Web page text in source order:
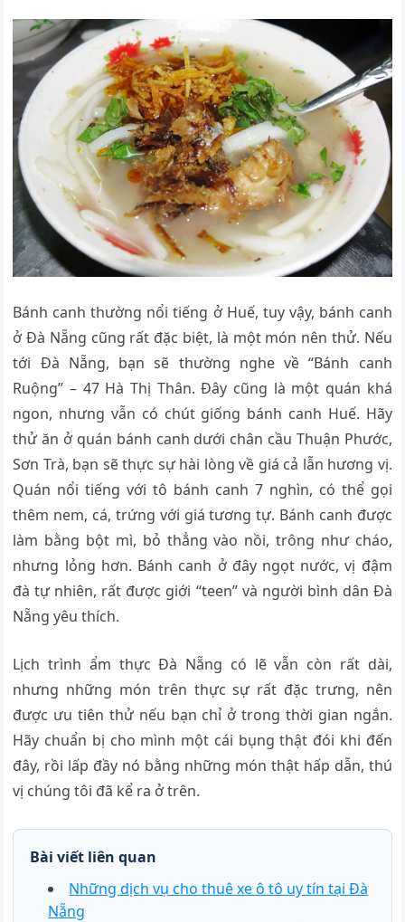
Bánh canh thường nổi tiếng ở Huế, tuy vậy, bánh canh
ở Đà Nẵng cũng rất đặc biệt, là một món nên thử. Nếu
tới Đà Nẵng, bạn sẽ thường nghe về “Bánh canh
Ruộng” – 47 Hà Thị Thân. Đây cũng là một quán khá
ngon, nhưng vẫn có chút giống bánh canh Huế. Hãy
thử ăn ở quán bánh canh dưới chân cầu Thuận Phước,
Sơn Trà, bạn sẽ thực sự hài lòng về giá cả lẫn hương vị.
Quán nổi tiếng với tô bánh canh 7 nghìn, có thể gọi
thêm nem, cá, trứng với giá tương tự. Bánh canh được
làm bằng bột mì, bỏ thẳng vào nồi, trông như cháo,
nhưng lỏng hơn. Bánh canh ở đây ngọt nước, vị đậm
đà tự nhiên, rất được giới “teen” và người bình dân Đà
Nẵng yêu thích.
Lịch trình ẩm thực Đà Nẵng có lẽ vẫn còn rất dài,
nhưng những món trên thực sự rất đặc trưng, nên
được ưu tiên thử nếu bạn chỉ ở trong thời gian ngắn.
Hãy chuẩn bị cho mình một cái bụng thật đói khi đến
đây, rồi lấp đầy nó bằng những món thật hấp dẫn, thú
vị chúng tôi đã kể ra ở trên.
Bài viết liên quan
Những dịch vụ cho thuê xe ô tô uy tín tại Đà
Nẵng